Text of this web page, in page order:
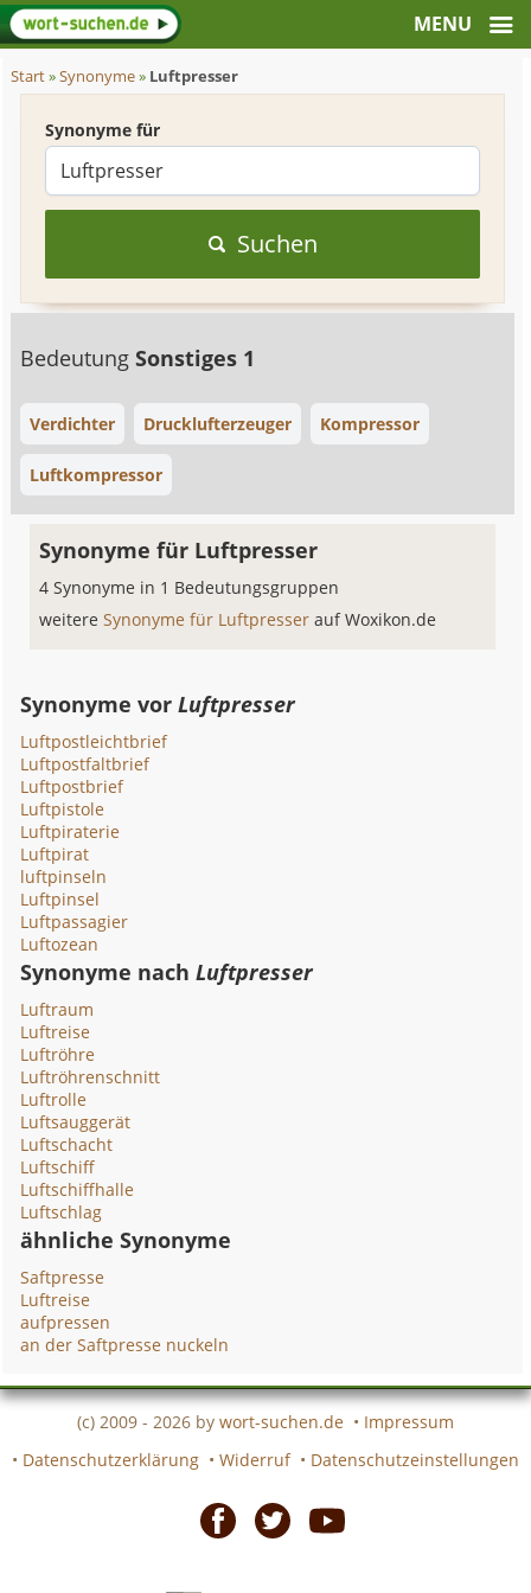
Start»Synonyme» Luftpresser
Synonyme für
Suchen
BedeutungSonstiges 1
Verdichter Drucklufterzeuger Kompressor
Luftkompressor
Synonyme für Luftpresser
4 Synonyme in 1 Bedeutungsgruppen
weitereSynonyme für Luftpresserauf Woxikon.de
Synonyme vorLuftpresser
Luftpostleichtbrief
Luftpostfaltbrief
Luftpostbrief
Luftpistole
Luftpiraterie
Luftpirat
luftpinseln
Luftpinsel
Luftpassagier
Luftozean
Synonyme nachLuftpresser
Luftraum
Luftreise
Luftröhre
Luftröhrenschnitt
Luftrolle
Luftsauggerät
Luftschacht
Luftschiff
Luftschiffhalle
Luftschlag
ähnliche Synonyme
Saftpresse
Luftreise
aufpressen
an der Saftpresse nuckeln
(c) 2009 - 2026 by wort-suchen.de • Impressum
• Datenschutzerklärung • Widerruf • Datenschutzeinstellungen